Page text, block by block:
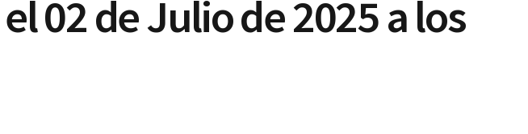
02 de Julio de 2025 a los